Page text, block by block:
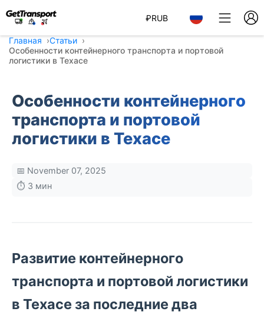
₽RUB
Главная
Статьи
Особенности контейнерного транспорта и портовой
логистики в Техасе
Особенности контейнерного
транспорта и портовой
логистики в Техасе
📅 November 07, 2025
⏱️ 3 мин
Развитие контейнерного
транспорта и портовой логистики
в Техасе за последние два